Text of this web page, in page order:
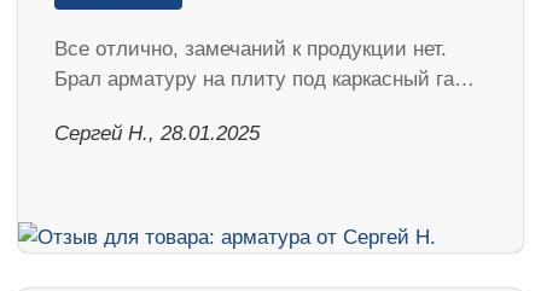
Все отлично, замечаний к продукции нет.
Брал арматуру на плиту под каркасный га…
Сергей Н., 28.01.2025